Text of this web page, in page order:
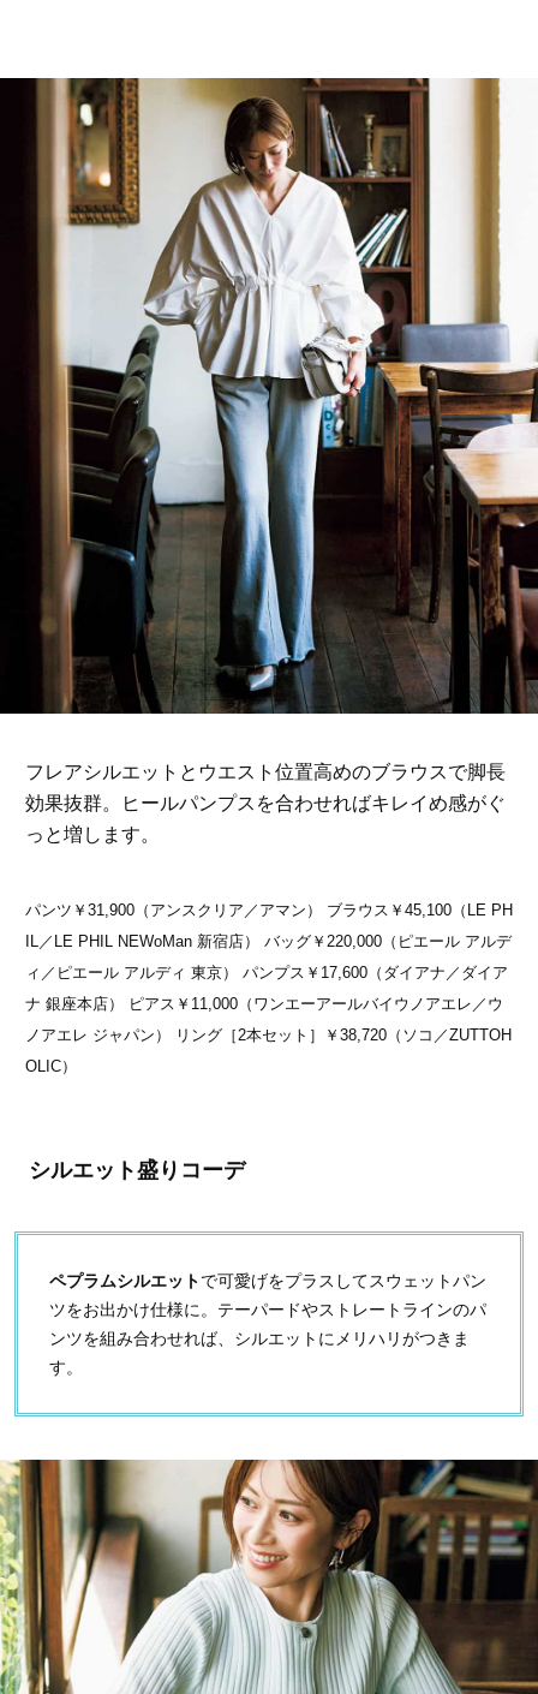
フレアシルエットとウエスト位置高めのブラウスで脚長
効果抜群。ヒールパンプスを合わせればキレイめ感がぐ
っと増します。
パンツ￥31,900（アンスクリア／アマン） ブラウス￥45,100（LE PH
IL／LE PHIL NEWoMan 新宿店） バッグ￥220,000（ピエール アルデ
ィ／ピエール アルディ 東京） パンプス￥17,600（ダイアナ／ダイア
ナ 銀座本店） ピアス￥11,000（ワンエーアールバイウノアエレ／ウ
ノアエレ ジャパン） リング［2本セット］￥38,720（ソコ／ZUTTOH
OLIC）
シルエット盛りコーデ
ペプラムシルエットで可愛げをプラスしてスウェットパン
ツをお出かけ仕様に。テーパードやストレートラインのパ
ンツを組み合わせれば、シルエットにメリハリがつきま
す。